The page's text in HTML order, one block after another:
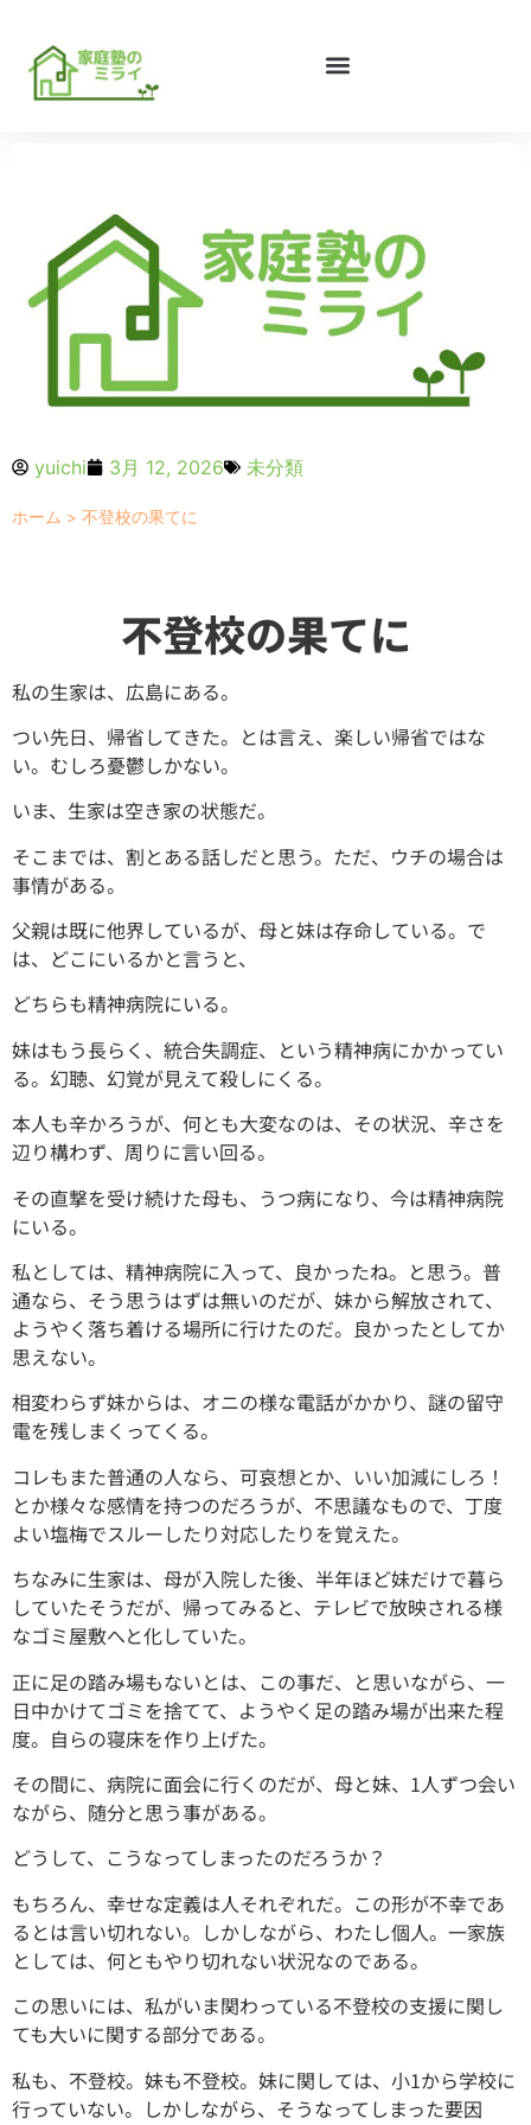
yuichi 3月 12, 2026 未分類
ホーム > 不登校の果てに
不登校の果てに
私の生家は、広島にある。
つい先日、帰省してきた。とは言え、楽しい帰省ではな
い。むしろ憂鬱しかない。
いま、生家は空き家の状態だ。
そこまでは、割とある話しだと思う。ただ、ウチの場合は
事情がある。
父親は既に他界しているが、母と妹は存命している。で
は、どこにいるかと言うと、
どちらも精神病院にいる。
妹はもう長らく、統合失調症、という精神病にかかってい
る。幻聴、幻覚が見えて殺しにくる。
本人も辛かろうが、何とも大変なのは、その状況、辛さを
辺り構わず、周りに言い回る。
その直撃を受け続けた母も、うつ病になり、今は精神病院
にいる。
私としては、精神病院に入って、良かったね。と思う。普
通なら、そう思うはずは無いのだが、妹から解放されて、
ようやく落ち着ける場所に行けたのだ。良かったとしてか
思えない。
相変わらず妹からは、オニの様な電話がかかり、謎の留守
電を残しまくってくる。
コレもまた普通の人なら、可哀想とか、いい加減にしろ！
とか様々な感情を持つのだろうが、不思議なもので、丁度
よい塩梅でスルーしたり対応したりを覚えた。
ちなみに生家は、母が入院した後、半年ほど妹だけで暮ら
していたそうだが、帰ってみると、テレビで放映される様
なゴミ屋敷へと化していた。
正に足の踏み場もないとは、この事だ、と思いながら、一
日中かけてゴミを捨てて、ようやく足の踏み場が出来た程
度。自らの寝床を作り上げた。
その間に、病院に面会に行くのだが、母と妹、1人ずつ会い
ながら、随分と思う事がある。
どうして、こうなってしまったのだろうか？
もちろん、幸せな定義は人それぞれだ。この形が不幸であ
るとは言い切れない。しかしながら、わたし個人。一家族
としては、何ともやり切れない状況なのである。
この思いには、私がいま関わっている不登校の支援に関し
ても大いに関する部分である。
私も、不登校。妹も不登校。妹に関しては、小1から学校に
行っていない。しかしながら、そうなってしまった要因